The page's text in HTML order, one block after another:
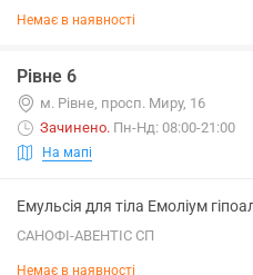
Немає в наявності
Рівне 6
м. Рівне, просп. Миру, 16
Зачинено. Пн-Нд: 08:00-21:00
На мапі
Емульсія для тіла Емоліум
САНОФІ-АВЕНТІС СП
Немає в наявності